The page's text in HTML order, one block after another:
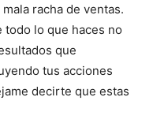
racha de ventas.
todo lo que haces no
que
tus acciones
decirte que estas